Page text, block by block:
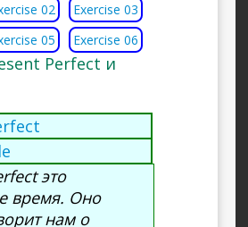
02
Exercise 03
05 Exercise 06
Perfect и
это
время. Оно
нам о